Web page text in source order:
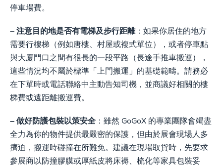
停車場費。
– 注意目的地是否有電梯及步行距離：如果你居住的地方
需要行樓梯（例如唐樓、村屋或複式單位），或者停車點
與大廈門口之間有很長的一段平路（長途手推車搬運），
這些情況均不屬於標準「上門搬運」的基礎範疇。請務必
在下單時或電話聯絡中主動告知司機，並商議好相關的樓
梯費或遠距離搬運費。
– 做好防護包裝以策安全 ：雖然 GoGoX 的專業團隊會竭盡
全力為你的物件提供最嚴密的保護，但由於展會現場人多
擠迫，搬運時碰撞在所難免。建議在現場取貨時，先要求
參展商以防撞膠膜或厚紙皮將床褥、梳化等家具包裝妥